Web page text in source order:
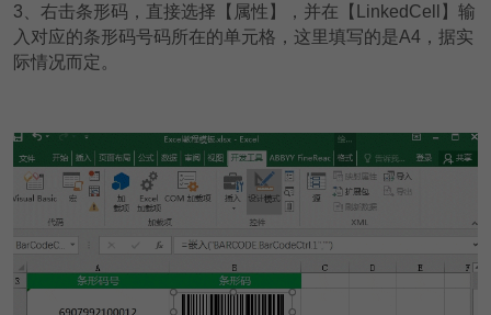
3 、右击条形码，直接选择【属性】，并在【LinkedCell】输
入对应的条形码号码所在的单元格，这里填写的是A4，据实
际情况而定。